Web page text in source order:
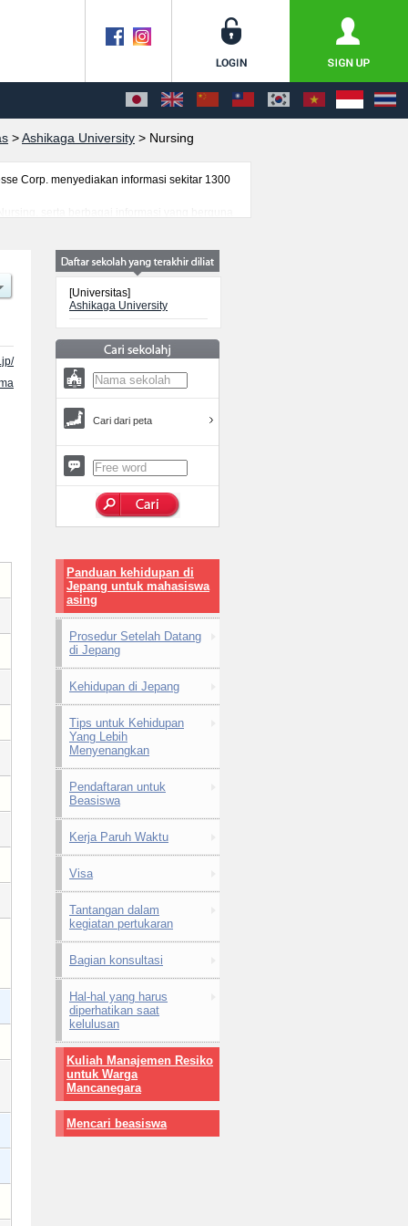
> Ashikaga University > Nursing
Corp. menyediakan informasi sekitar 1300
[Universitas]
Ashikaga University
Cari dari peta
Panduan kehidupan di
Jepang untuk mahasiswa
asing
Prosedur Setelah Datang
di Jepang
Kehidupan di Jepang
Tips untuk Kehidupan
Yang Lebih
Menyenangkan
Pendaftaran untuk
Beasiswa
Kerja Paruh Waktu
Visa
Tantangan dalam
kegiatan pertukaran
Bagian konsultasi
Hal-hal yang harus
diperhatikan saat
kelulusan
Kuliah Manajemen Resiko
untuk Warga
Mancanegara
Mencari beasiswa